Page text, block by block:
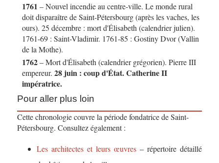
1761 – Nouvel incendie au centre-ville. Le monde rural
doit disparaître de Saint-Pétersbourg (après les vaches, les
ours). 25 décembre : mort d'Élisabeth (calendrier julien).
1761-69 : Saint-Vladimir. 1761-85 : Gostiny Dvor (Vallin
de la Mothe).
1762– Mort d'Élisabeth (calendrier grégorien). Pierre III
empereur. 28 juin : coup d'État. Catherine II
impératrice.
Pour aller plus loin
Cette chronologie couvre la période fondatrice de Saint-
Pétersbourg. Consultez également :
Les architectes et leurs œuvres – répertoire détaillé